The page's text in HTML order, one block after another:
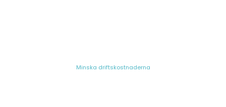
Minska driftskostnaderna